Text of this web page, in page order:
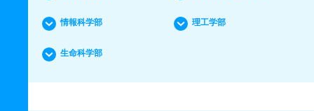
情報科学部 理工学部
生命科学部